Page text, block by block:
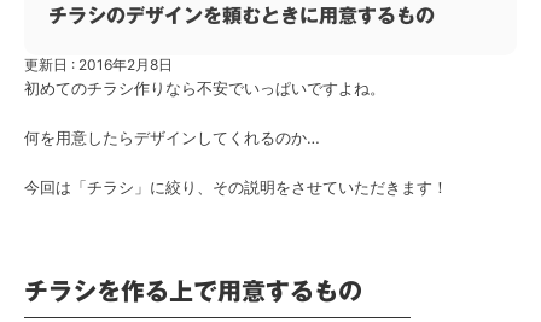
チラシのデザインを頼むときに用意するもの
更新日 : 2016年2月8日
初めてのチラシ作りなら不安でいっぱいですよね。
何を用意したらデザインしてくれるのか…
今回は「チラシ」に絞り、その説明をさせていただきます！
チラシを作る上で用意するもの